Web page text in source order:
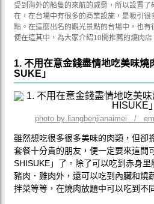
受到海外的船隻的來航的威脅，所以設置
在，在台場中有很多的商業設施，是吸引
點。在這麼出名的觀光景點的台場中，也
便在這其中，為大家介紹10間推薦的燒肉店
1. 不用在意金錢盡情地吃美味燒
SUKE」
photo by liangbenjianaimei /
雖然想吃很多很多美味的肉類，但卻
套餐十分貴的朋友，便一定要來這間
SHISUKE」了。除了可以吃到赤身里
豬肉．雞肉外，還可以吃到內臟和燒
拌菜等等，在燒肉放題中可以吃到不